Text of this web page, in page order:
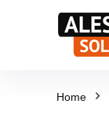
Home